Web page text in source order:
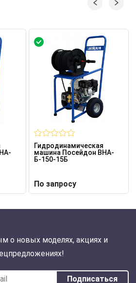
Гидродинамическая
машина Посейдон ВНА-
Б-150-15Б
По запросу
о новых моделях, акциях и
Подписаться